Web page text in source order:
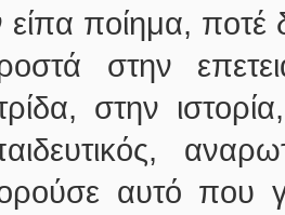
είπα ποίημα,
στην
στην
αυτό που